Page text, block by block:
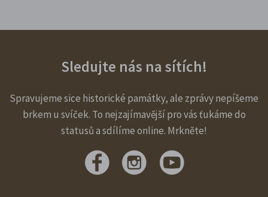
Sledujte nás na sítích!
Spravujeme sice historické památky, ale zprávy nepíšeme
brkem u svíček. To nejzajímavější pro vás ťukáme do
statusů a sdílíme online. Mrkněte!